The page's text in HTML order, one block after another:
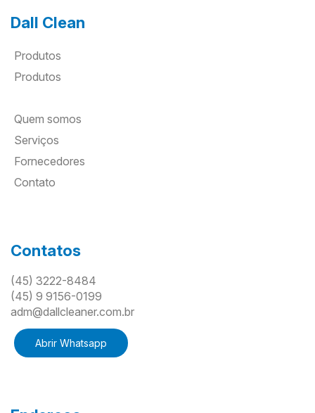
Dall Clean
Produtos
Produtos
Quem somos
Serviços
Fornecedores
Contato
Contatos
(45) 3222-8484
(45) 9 9156-0199
adm@dallcleaner.com.br
Abrir Whatsapp